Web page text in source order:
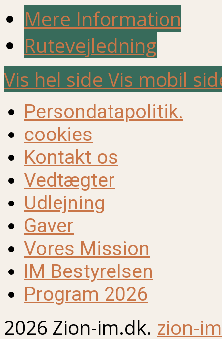
Mere Information
Rutevejledning
Vis hel side Vis mobil
Persondatapolitik.
cookies
Kontakt os
Vedtægter
Udlejning
Gaver
Vores Mission
IM Bestyrelsen
Program 2026
2026 Zion-im.dk. zion-